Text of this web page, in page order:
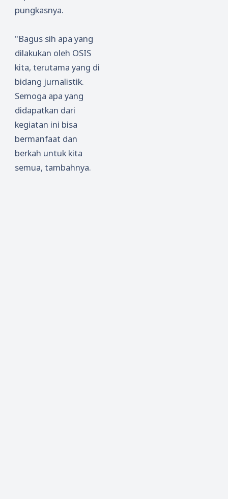
pungkasnya.
"Bagus sih apa yang
dilakukan oleh OSIS
kita, terutama yang di
bidang jurnalistik.
Semoga apa yang
didapatkan dari
kegiatan ini bisa
bermanfaat dan
berkah untuk kita
semua, tambahnya.